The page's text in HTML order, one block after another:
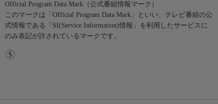
Official Program Data Mark（公式番組情報マーク）
このマークは「Official Program Data Mark」といい、テレビ番組の公
式情報である「SI(Service Information)情報」を利用したサービスに
のみ表記が許されているマークです。